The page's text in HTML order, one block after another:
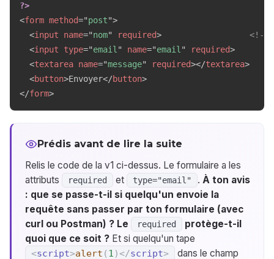
?>
<form method="post">
<input name="nom" required>
<!--
<input type="email " name="email " required>
<textarea name="message" required></textarea>
<button>Envoyer</button>
</form>
Prédis avant de lire la suite
Relis le code de la v1 ci-dessus. Le formulaire a les
attributs
required et type="email" . À ton avis
: que se passe-t-il si quelqu'un envoie la
requête sans passer par ton formulaire (avec
curl ou Postman) ? Le
required
protège-t-il
quoi que ce soit ? Et si quelqu'un tape
<script>alert ( 1 )</script> dans le champ